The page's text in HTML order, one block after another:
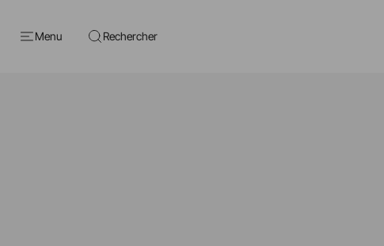
Menu Rechercher